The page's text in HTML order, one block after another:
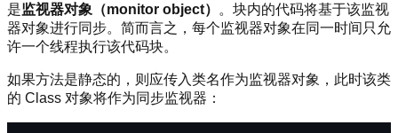
是监视器对象（monitor object） 。块内的代码将基于该监视
器对象进行同步。简而言之，每个监视器对象在同一时间只允
许一个线程执行该代码块。
如果方法是静态的，则应传入类名作为监视器对象，此时该类
的 Class 对象将作为同步监视器：